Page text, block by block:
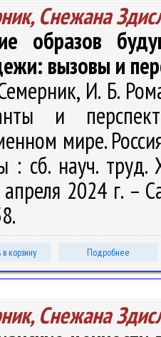
Снежана
образов
вызовы и
И. Б.
и
мире.
: сб. науч.
2024 г. –
корзину Подробнее
Снежана